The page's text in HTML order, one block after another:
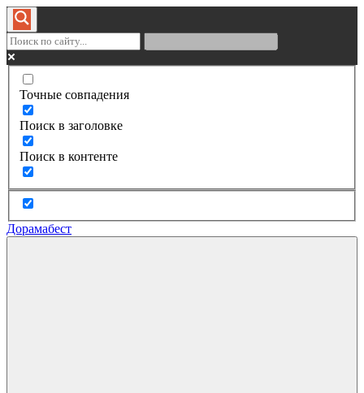
Точные совпадения
Поиск в заголовке
Поиск в контенте
Дорамабест